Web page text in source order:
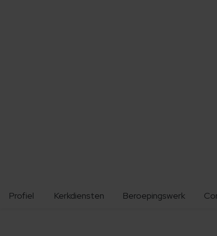
Profiel Kerkdiensten Beroepingswerk